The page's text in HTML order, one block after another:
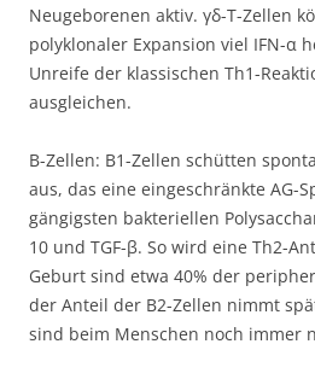
Neugeborenen aktiv. γδ-T-Zellen
polyklonaler Expansion viel IFN-α
Unreife der klassischen Th1-
ausgleichen.
B-Zellen: B1-Zellen schütten
aus, das eine eingeschränkte AG-
gängigsten bakteriellen
10 und TGF-β. So wird eine Th2-
Geburt sind etwa 40% der
der Anteil der B2-Zellen nimmt
sind beim Menschen noch immer